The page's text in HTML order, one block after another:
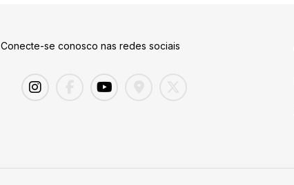
Conecte-se conosco nas redes sociais